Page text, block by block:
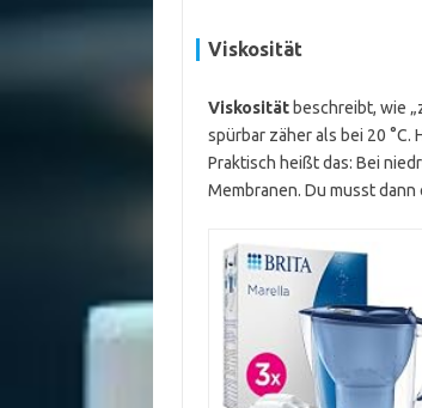
Viskosität
Viskositätbeschreibt, wie
spürbar zäher als bei 20
Praktisch heißt das: Bei
Membranen. Du musst